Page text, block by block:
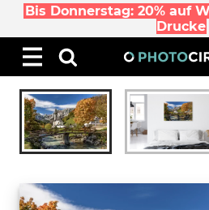
Bis Donnerstag: 20% auf
Drucke